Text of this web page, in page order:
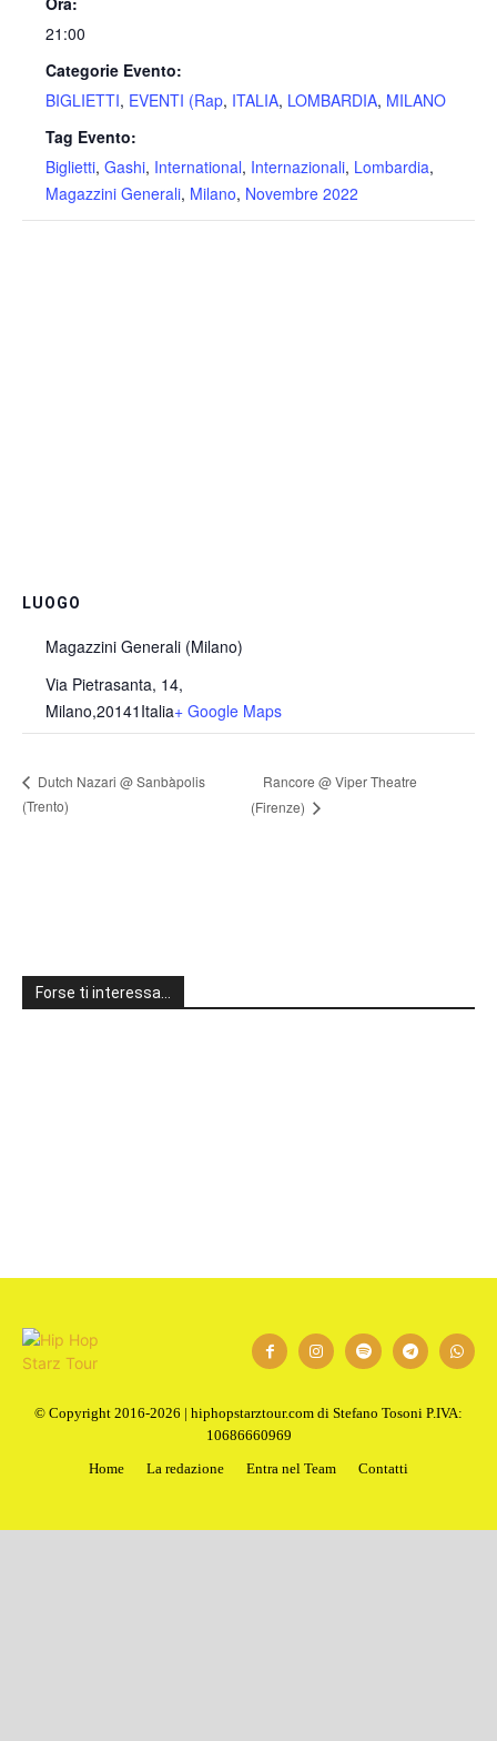
21:00
Categorie Evento:
BIGLIETTI, EVENTI (Rap, ITALIA, LOMBARDIA, MILANO
Tag Evento:
Biglietti, Gashi, International, Internazionali, Lombardia,
Magazzini Generali, Milano, Novembre 2022
LUOGO
Magazzini Generali (Milano)
Via Pietrasanta, 14,
Milano,20141 Italia+ Google Maps
Dutch Nazari @ Sanbàpolis
(Trento)
Rancore @ Viper Theatre
(Firenze)
Forse ti interessa…
1
© Copyright 2016-2026 | hiphopstarztour.com di Stefano Tosoni P.IVA:
10686660969
Home
La redazione Entra nel Team Contatti